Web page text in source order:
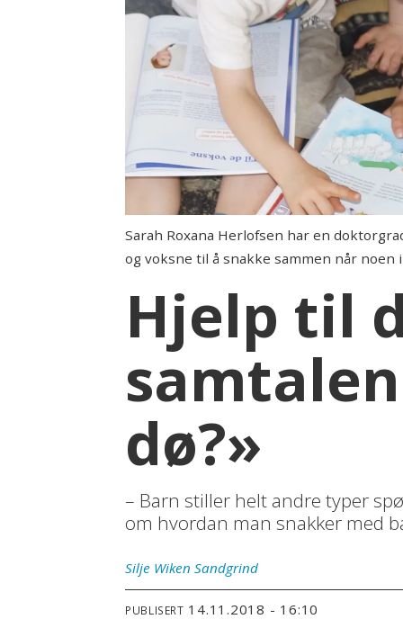
Sarah Roxana Herlofsen har en
og voksne til å snakke sammen når noen
Hjelp til
dø?»
– Barn stiller helt andre typer
om hvordan man snakker med
Silje Wiken Sandgrind
PUBLISERT 14.11.2018 - 16:10